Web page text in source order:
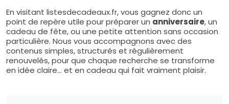
En visitant listesdecadeaux.fr, vous gagnez donc un
point de repère utile pour préparer un anniversaire, un
cadeau de fête, ou une petite attention sans occasion
particulière. Nous vous accompagnons avec des
contenus simples, structurés et régulièrement
renouvelés, pour que chaque recherche se transforme
en idée claire… et en cadeau qui fait vraiment plaisir.